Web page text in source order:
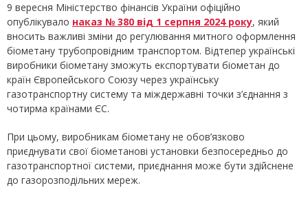
9 вересня Міністерство фінансів України офіційно
опублікувало наказ № 380 від 1 серпня 2024 року, який
вносить важливі зміни до регулювання митного оформлення
біометану трубопровідним транспортом. Відтепер українські
виробники біометану зможуть експортувати біометан до
країн Європейського Союзу через українську
газотранспортну систему та міждержавні точки з’єднання з
чотирма країнами ЄС.
При цьому, виробникам біометану не обов’язково
приєднувати свої біометанові установки безпосередньо до
газотранспортної системи, приєднання може бути здійснене
до газорозподільних мереж.